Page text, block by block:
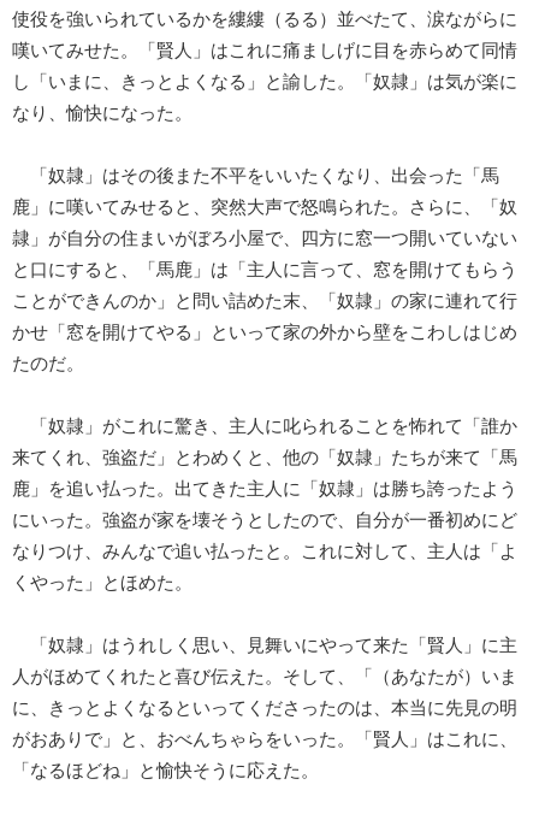
使役を強いられているかを縷縷（るる）並べたて、涙ながらに
嘆いてみせた。「賢人」はこれに痛ましげに目を赤らめて同情
し「いまに、きっとよくなる」と諭した。「奴隷」は気が楽に
なり、愉快になった。
「奴隷」はその後また不平をいいたくなり、出会った「馬
鹿」に嘆いてみせると、突然大声で怒鳴られた。さらに、「奴
隷」が自分の住まいがぼろ小屋で、四方に窓一つ開いていない
と口にすると、「馬鹿」は「主人に言って、窓を開けてもらう
ことができんのか」と問い詰めた末、「奴隷」の家に連れて行
かせ「窓を開けてやる」といって家の外から壁をこわしはじめ
たのだ。
「奴隷」がこれに驚き、主人に叱られることを怖れて「誰か
来てくれ、強盗だ」とわめくと、他の「奴隷」たちが来て「馬
鹿」を追い払った。出てきた主人に「奴隷」は勝ち誇ったよう
にいった。強盗が家を壊そうとしたので、自分が一番初めにど
なりつけ、みんなで追い払ったと。これに対して、主人は「よ
くやった」とほめた。
「奴隷」はうれしく思い、見舞いにやって来た「賢人」に主
人がほめてくれたと喜び伝えた。そして、「（あなたが）いま
に、きっとよくなるといってくださったのは、本当に先見の明
がおありで」と、おべんちゃらをいった。「賢人」はこれに、
「なるほどね」と愉快そうに応えた。